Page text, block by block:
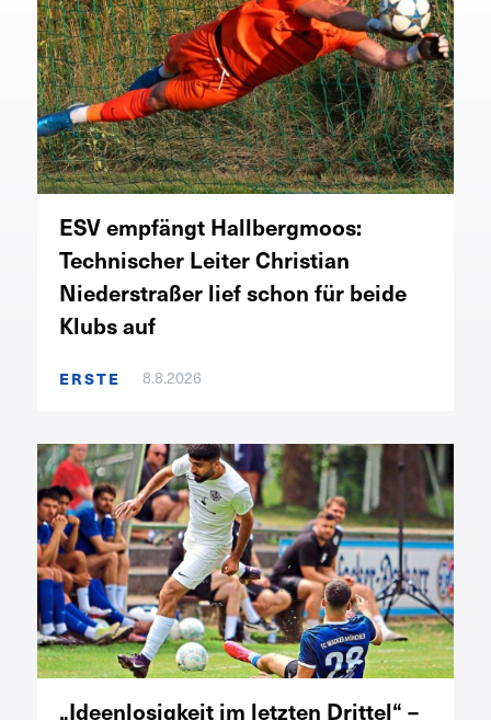
ESV empfängt Hallbergmoos:
Technischer Leiter Christian
Niederstraßer lief schon für beide
Klubs auf
ERSTE 8.8.2026
„Ideenlosigkeit im letzten Drittel“ –